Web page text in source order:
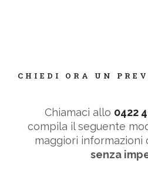
CHIEDI ORA UN
Chiamaci allo 0422
compila il seguente
maggiori informazioni
senza